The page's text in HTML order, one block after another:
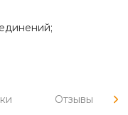
Отзывы